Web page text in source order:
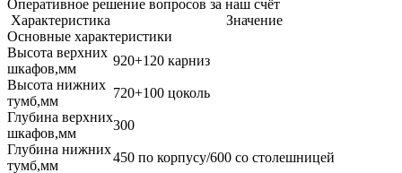
Оперативное решение вопросов за наш счёт
Характеристика
Значение
Основные характеристики
Высота верхних
шкафов,мм
920+120 карниз
Высота нижних
тумб,мм
720+100 цоколь
Глубина верхних
шкафов,мм
300
Глубина нижних
тумб,мм
450 по корпусу/600 со столешницей